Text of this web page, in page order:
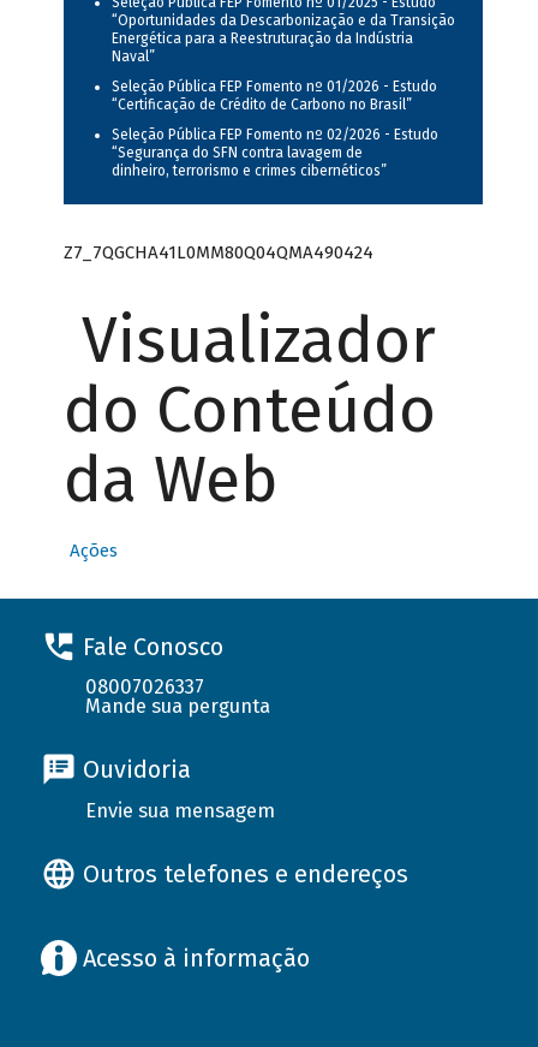
“Oportunidades da Descarbonização e da Transição
Energética para a Reestruturação da Indústria
Naval”
Seleção Pública FEP Fomento nº 01/2026 - Estudo
“Certificação de Crédito de Carbono no Brasil”
Seleção Pública FEP Fomento nº 02/2026 - Estudo
“Segurança do SFN contra lavagem de
dinheiro, terrorismo e crimes cibernéticos”
Z7_7QGCHA41L0MM80Q04QMA490424
Visualizador
do Conteúdo
da Web
Ações
Fale Conosco
08007026337
Mande sua pergunta
Ouvidoria
Envie sua mensagem
Outros telefones e endereços
Acesso à informação